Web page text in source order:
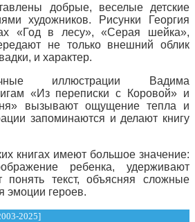
добрые, веселые детские
художников. Рисунки Георгия
«Год в лесу», «Серая шейка»,
не только внешний облик
и характер.
иллюстрации Вадима
«Из переписки с Коровой» и
вызывают ощущение тепла и
запоминаются и делают книгу
книгах имеют большое значение:
ребенка, удерживают
понять текст, объясняя сложные
эмоции героев.
2025]